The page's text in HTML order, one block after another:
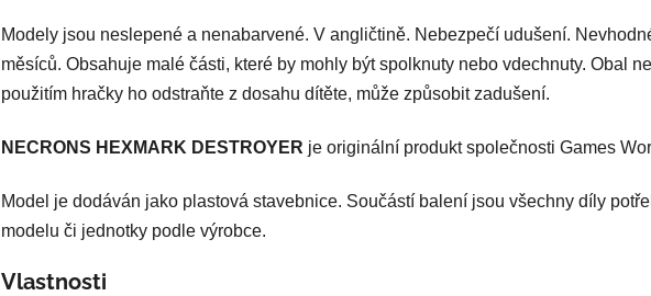
Modely jsou neslepené a nenabarvené. V angličtině. Nebezpečí udušení.
měsíců. Obsahuje malé části, které by mohly být spolknuty nebo vdechnuty. Obal
použitím hračky ho odstraňte z dosahu dítěte, může způsobit zadušení.
NECRONS HEXMARK DESTROYER je originální produkt společnosti Games
Model je dodáván jako plastová stavebnice. Součástí balení jsou všechny díly
modelu či jednotky podle výrobce.
Vlastnosti